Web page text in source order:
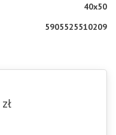
40x50
5905525510209
zł